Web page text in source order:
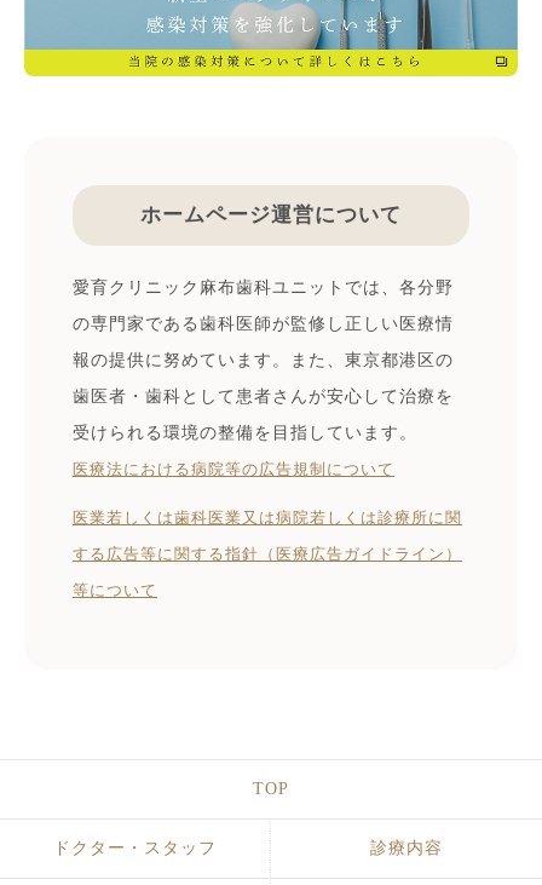
ホームページ運営について
愛育クリニック麻布歯科ユニットでは、各分野
の専門家である歯科医師が監修し正しい医療情
報の提供に努めています。また、東京都港区の
歯医者・歯科として患者さんが安心して治療を
受けられる環境の整備を目指しています。
医療法における病院等の広告規制について
医業若しくは⻭科医業⼜は病院若しくは診療所に関
する広告等に関する指針（医療広告ガイドライン）
等について
TOP
ドクター・スタッフ 診療内容